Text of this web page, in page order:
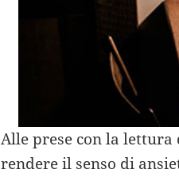
Alle prese con la lettura
rendere il senso di